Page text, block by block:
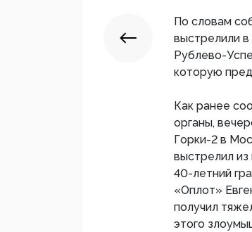
По словам
выстрелили
Рублево-
которую
Как ранее
органы,
Горки-2 в
выстрелил из
40-летний
«Оплот»
получил
этого